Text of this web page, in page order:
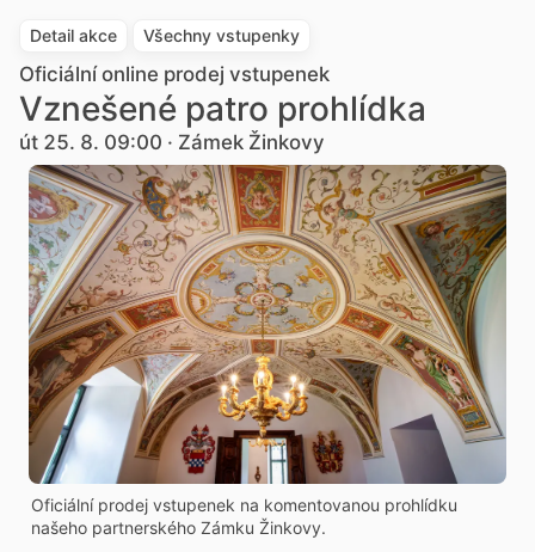
Detail akce Všechny vstupenky
Oficiální online prodej vstupenek
Vznešené patro prohlídka
út 25. 8. 09:00 · Zámek Žinkovy
Oficiální prodej vstupenek na komentovanou prohlídku
našeho partnerského Zámku Žinkovy.